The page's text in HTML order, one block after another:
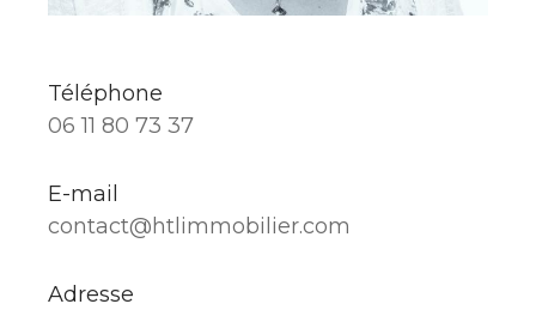
Téléphone
06 11 80 73 37
E-mail
contact@htlimmobilier.com
Adresse